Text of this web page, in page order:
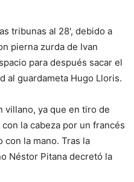
tribunas al 28', debido a
pierna zurda de Ivan
para después sacar el
al guardameta Hugo Lloris.
villano, ya que en tiro de
la cabeza por un francés
la mano. Tras la
Néstor Pitana decretó la